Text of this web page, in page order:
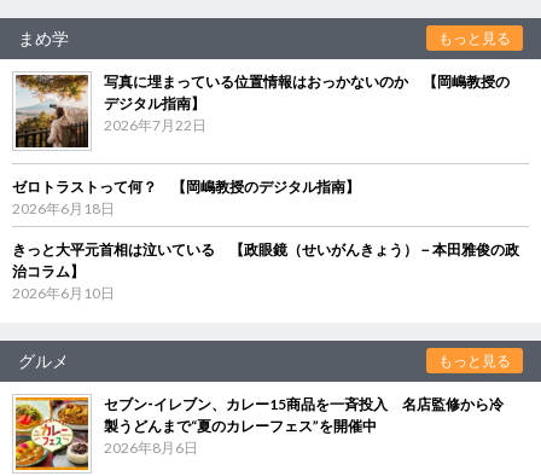
まめ学 もっと見る
写真に埋まっている位置情報はおっかないのか 【岡嶋教授の
デジタル指南】
2026年7月22日
ゼロトラストって何？ 【岡嶋教授のデジタル指南】
2026年6月18日
きっと大平元首相は泣いている 【政眼鏡（せいがんきょう）－本田雅俊の政
治コラム】
2026年6月10日
グルメ もっと見る
セブン‐イレブン、カレー15商品を一斉投入 名店監修から冷
製うどんまで“夏のカレーフェス”を開催中
2026年8月6日